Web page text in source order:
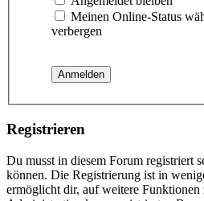
Meinen Online-Status
verbergen
Registrieren
Du musst in diesem Forum registriert
können. Die Registrierung ist in
ermöglicht dir, auf weitere